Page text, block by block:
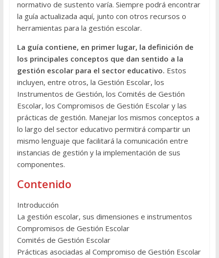
normativo de sustento varía. Siempre podrá encontrar
la guía actualizada aquí, junto con otros recursos o
herramientas para la gestión escolar.
La guía contiene, en primer lugar, la definición de
los principales conceptos que dan sentido a la
gestión escolar para el sector educativo. Estos
incluyen, entre otros, la Gestión Escolar, los
Instrumentos de Gestión, los Comités de Gestión
Escolar, los Compromisos de Gestión Escolar y las
prácticas de gestión. Manejar los mismos conceptos a
lo largo del sector educativo permitirá compartir un
mismo lenguaje que facilitará la comunicación entre
instancias de gestión y la implementación de sus
componentes.
Contenido
Introducción
La gestión escolar, sus dimensiones e instrumentos
Compromisos de Gestión Escolar
Comités de Gestión Escolar
Prácticas asociadas al Compromiso de Gestión Escolar